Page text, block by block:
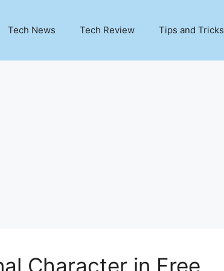
Tech News Tech Review Tips and Tricks
Character in Free